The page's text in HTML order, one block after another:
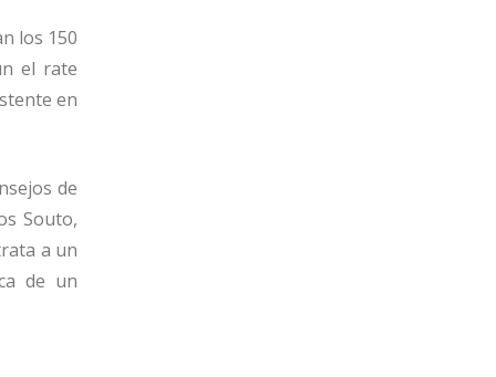
los 150
n el rate
en
de
Souto,
a un
de un